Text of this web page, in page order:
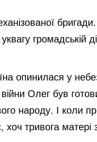
громадській
опинилася у
Олег був
народу. І коли
тривога матері